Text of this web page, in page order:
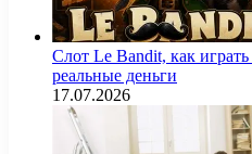
Слот Le Bandit, как
реальные деньги
17.07.2026